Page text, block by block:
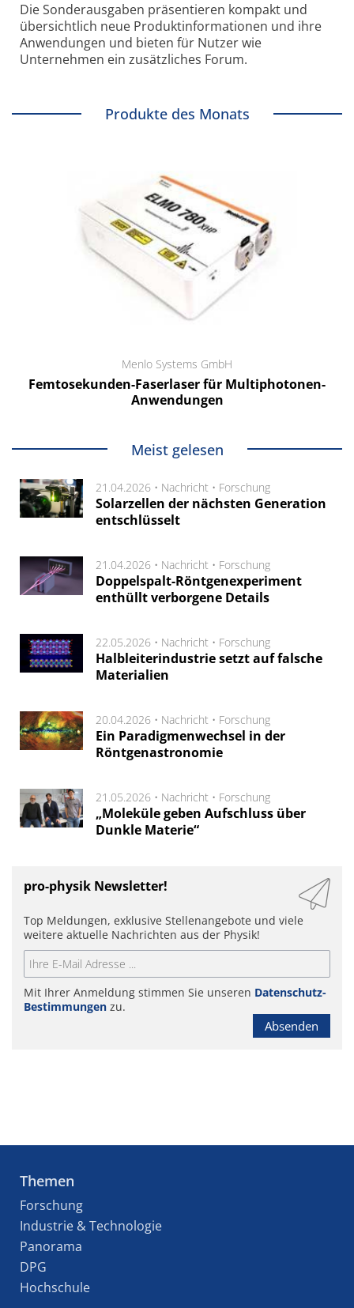
Die Sonder­ausgaben präsentieren kompakt und
übersichtlich neue Produkt­informationen und ihre
Anwendungen und bieten für Nutzer wie
Unternehmen ein zusätzliches Forum.
Produkte des Monats
Menlo Systems GmbH
Femtosekunden-Faserlaser für Multiphotonen-
Anwendungen
Meist gelesen
21.04.2026 • Nachricht • Forschung
Solarzellen der nächsten Generation
entschlüsselt
21.04.2026 • Nachricht • Forschung
Doppelspalt-Röntgenexperiment
enthüllt verborgene Details
22.05.2026 • Nachricht • Forschung
Halbleiterindustrie setzt auf falsche
Materialien
20.04.2026 • Nachricht • Forschung
Ein Paradigmenwechsel in der
Röntgenastronomie
21.05.2026 • Nachricht • Forschung
„Moleküle geben Aufschluss über
Dunkle Materie“
pro-physik Newsletter!
Top Meldungen, exklusive Stellenangebote und viele
weitere aktuelle Nachrichten aus der Physik!
Mit Ihrer Anmeldung stimmen Sie unseren Datenschutz-
Bestimmungen zu.
Absenden
Themen
Forschung
Industrie & Technologie
Panorama
DPG
Hochschule